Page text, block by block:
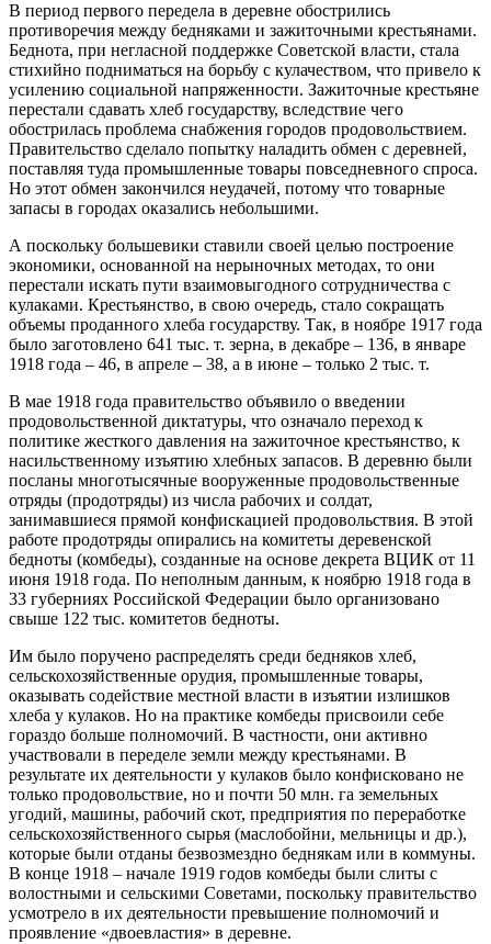
В период первого передела в деревне обострились
противоречия между бедняками и зажиточными крестьянами.
Беднота, при негласной поддержке Советской власти, стала
стихийно подниматься на борьбу с кулачеством, что привело к
усилению социальной напряженности. Зажиточные крестьяне
перестали сдавать хлеб государству, вследствие чего
обострилась проблема снабжения городов продовольствием.
Правительство сделало попытку наладить обмен с деревней,
поставляя туда промышленные товары повседневного спроса.
Но этот обмен закончился неудачей, потому что товарные
запасы в городах оказались небольшими.
А поскольку большевики ставили своей целью построение
экономики, основанной на нерыночных методах, то они
перестали искать пути взаимовыгодного сотрудничества с
кулаками. Крестьянство, в свою очередь, стало сокращать
объемы проданного хлеба государству. Так, в ноябре 1917 года
было заготовлено 641 тыс. т. зерна, в декабре – 136, в январе
1918 года – 46, в апреле – 38, а в июне – только 2 тыс. т.
В мае 1918 года правительство объявило о введении
продовольственной диктатуры, что означало переход к
политике жесткого давления на зажиточное крестьянство, к
насильственному изъятию хлебных запасов. В деревню были
посланы многотысячные вооруженные продовольственные
отряды (продотряды) из числа рабочих и солдат,
занимавшиеся прямой конфискацией продовольствия. В этой
работе продотряды опирались на комитеты деревенской
бедноты (комбеды), созданные на основе декрета ВЦИК от 11
июня 1918 года. По неполным данным, к ноябрю 1918 года в
33 губерниях Российской Федерации было организовано
свыше 122 тыс. комитетов бедноты.
Им было поручено распределять среди бедняков хлеб,
сельскохозяйственные орудия, промышленные товары,
оказывать содействие местной власти в изъятии излишков
хлеба у кулаков. Но на практике комбеды присвоили себе
гораздо больше полномочий. В частности, они активно
участвовали в переделе земли между крестьянами. В
результате их деятельности у кулаков было конфисковано не
только продовольствие, но и почти 50 млн. га земельных
угодий, машины, рабочий скот, предприятия по переработке
сельскохозяйственного сырья (маслобойни, мельницы и др.),
которые были отданы безвозмездно беднякам или в коммуны.
В конце 1918 – начале 1919 годов комбеды были слиты с
волостными и сельскими Советами, поскольку правительство
усмотрело в их деятельности превышение полномочий и
проявление «двоевластия» в деревне.